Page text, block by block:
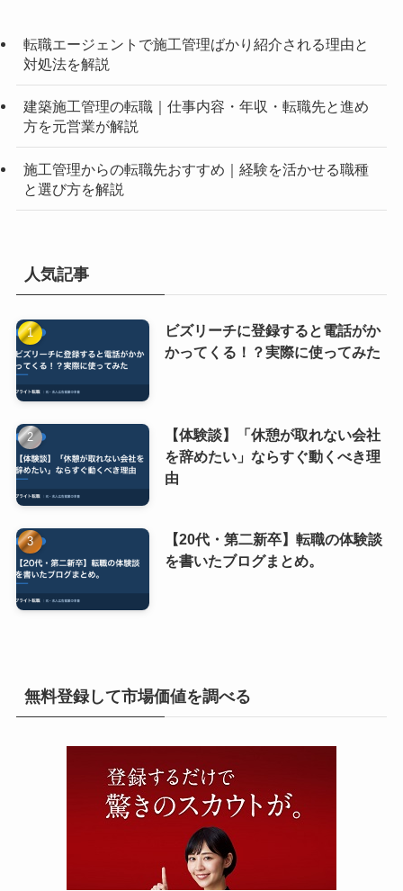
転職エージェントで施工管理ばかり紹介される理由と
対処法を解説
建築施工管理の転職｜仕事内容・年収・転職先と進め
方を元営業が解説
施工管理からの転職先おすすめ｜経験を活かせる職種
と選び方を解説
人気記事
ビズリーチに登録すると電話がか
かってくる！？実際に使ってみた
【体験談】「休憩が取れない会社
を辞めたい」ならすぐ動くべき理
由
【20代・第二新卒】転職の体験談
を書いたブログまとめ。
無料登録して市場価値を調べる